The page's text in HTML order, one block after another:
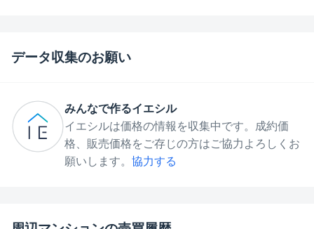
データ収集のお願い
みんなで作るイエシル
イエシルは価格の情報を収集中です。成約価
格、販売価格をご存じの方はご協力よろしくお
願いします。 協力する